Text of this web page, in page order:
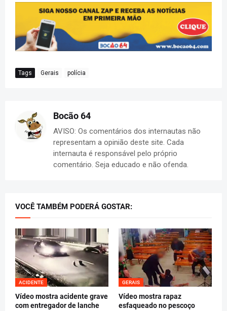
Tags Gerais polícia
Bocão 64
AVISO: Os comentários dos internautas não
representam a opinião deste site. Cada
internauta é responsável pelo próprio
comentário. Seja educado e não ofenda.
VOCÊ TAMBÉM PODERÁ GOSTAR:
ACIDENTE
Vídeo mostra acidente grave
com entregador de lanche
GERAIS
Vídeo mostra rapaz
esfaqueado no pescoço